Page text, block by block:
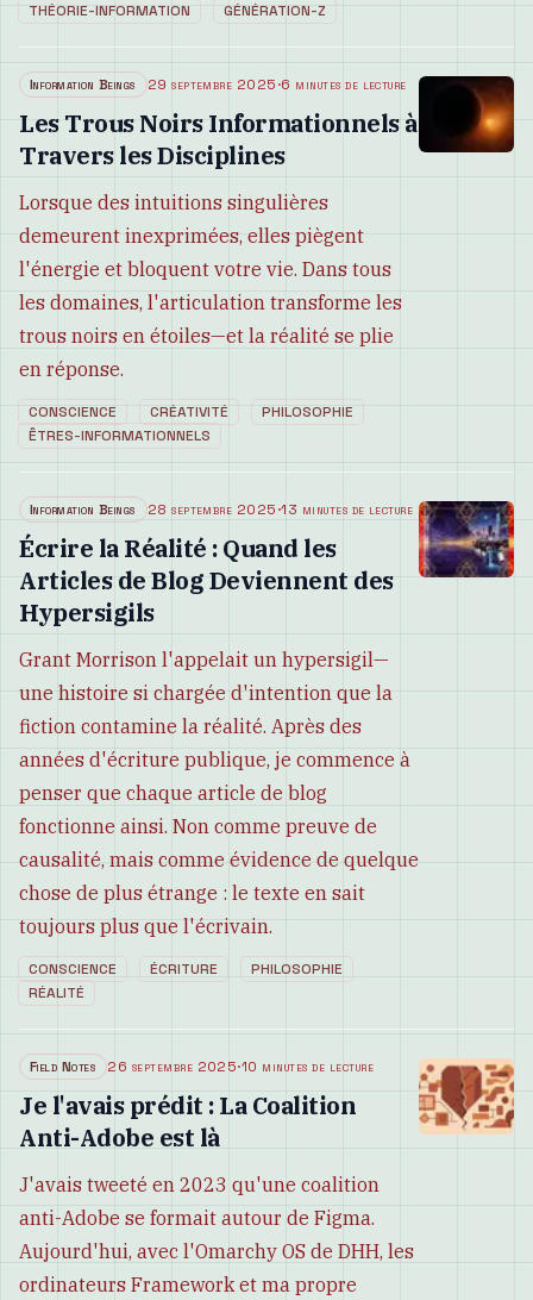
THÉORIE-INFORMATION
GÉNÉRATION-Z
Information Beings 29 septembre 2025·6 minutes de lecture
Les Trous Noirs Informationnels à
Travers les Disciplines
Lorsque des intuitions singulières
demeurent inexprimées, elles piègent
l'énergie et bloquent votre vie. Dans tous
les domaines, l'articulation transforme les
trous noirs en étoiles—et la réalité se plie
en réponse.
CONSCIENCE CRÉATIVITÉ
PHILOSOPHIE
ÊTRES-INFORMATIONNELS
Information Beings 28 septembre 2025·13 minutes de lecture
Écrire la Réalité : Quand les
Articles de Blog Deviennent des
Hypersigils
Grant Morrison l'appelait un hypersigil—
une histoire si chargée d'intention que la
fiction contamine la réalité. Après des
années d'écriture publique, je commence à
penser que chaque article de blog
fonctionne ainsi. Non comme preuve de
causalité, mais comme évidence de quelque
chose de plus étrange : le texte en sait
toujours plus que l'écrivain.
CONSCIENCE ÉCRITURE
PHILOSOPHIE
RÉALITÉ
Field Notes 26 septembre 2025·10 minutes de lecture
Je l'avais prédit : La Coalition
Anti-Adobe est là
J'avais tweeté en 2023 qu'une coalition
anti-Adobe se formait autour de Figma.
Aujourd'hui, avec l'Omarchy OS de DHH, les
ordinateurs Framework et ma propre